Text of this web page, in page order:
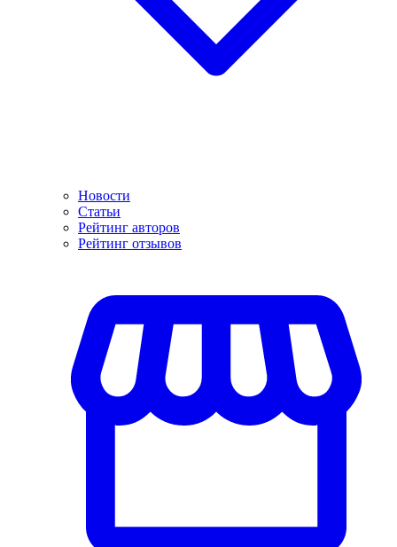
Новости
Статьи
Рейтинг авторов
Рейтинг отзывов